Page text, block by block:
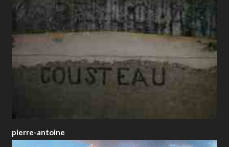
pierre-antoine